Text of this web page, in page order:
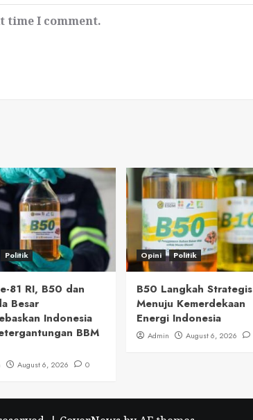
time I comment.
Politik
81 RI, B50 dan
Besar
Indonesia
BBM
August 6, 2026 0
Opini Politik
B50 Langkah Strategis
Menuju Kemerdekaan
Energi Indonesia
Admin August 6, 2026